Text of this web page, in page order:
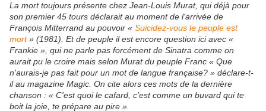
La mort toujours présente chez Jean-Louis Murat, qui déjà pour
son premier 45 tours déclarait au moment de l'arrivée de
François Mitterrand au pouvoir « Suicidez-vous le peuple est
mort» (1981). Et de peuple il est encore question ici avec «
Frankie », qui ne parle pas forcément de Sinatra comme on
aurait pu le croire mais selon Murat du peuple Franc « Que
n'aurais-je pas fait pour un mot de langue française? » déclare-t-
il au magazine Magic. On cite alors ces mots de la dernière
chanson : « C'est quoi le cafard, c'est comme un buvard qui te
boit la joie, te prépare au pire ».